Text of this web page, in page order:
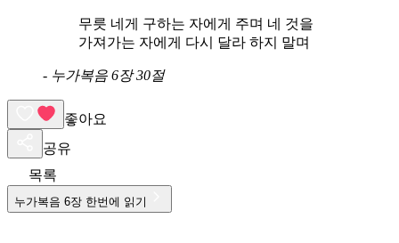
무릇 네게 구하는 자에게 주며 네 것을
가져가는 자에게 다시 달라 하지 말며
- 누가복음 6장 30절
좋아요
공유
목록
누가복음 6장 한번에 읽기